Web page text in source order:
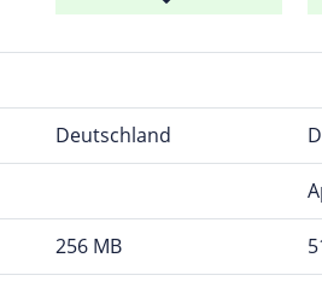
Deutschland
256 MB